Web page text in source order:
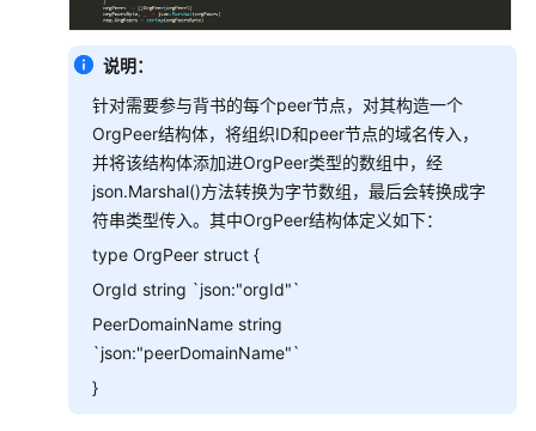
说明：
针对需要参与背书的每个peer节点，对其构造一个
OrgPeer结构体，将组织ID和peer节点的域名传入，
并将该结构体添加进OrgPeer类型的数组中，经
json.Marshal()方法转换为字节数组，最后会转换成字
符串类型传入。其中OrgPeer结构体定义如下：
type OrgPeer struct {
OrgId string `json:"orgId"`
PeerDomainName string
`json:"peerDomainName"`
}